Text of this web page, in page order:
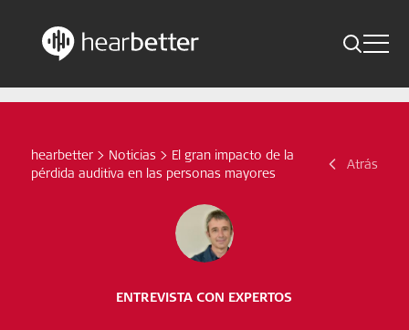
Skip
Toggle
Indicaciones
Noticias
Suscríbete ahora
hearbetter > Noticias > El gran impacto de la
pérdida auditiva en las personas mayores
Atrás
ENTREVISTA CON EXPERTOS